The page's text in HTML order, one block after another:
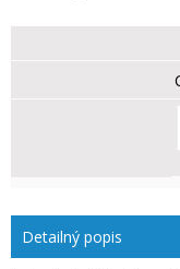
Detailný popis